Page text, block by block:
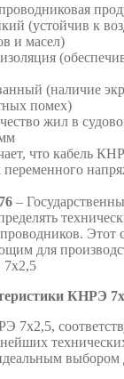
(устойчив к
и масел)
(наличие
помех)
жил в
что кабель
переменного
–
Этот
для
КНРЭ
7х2,5,
выбором